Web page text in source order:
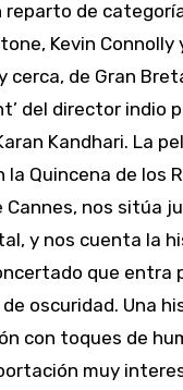
reparto de
Kevin Connolly
cerca, de Gran
del director indio
Kandhari. La
la Quincena de los
Cannes, nos sitúa
y nos cuenta la
que entra
oscuridad. Una
con toques de
muy